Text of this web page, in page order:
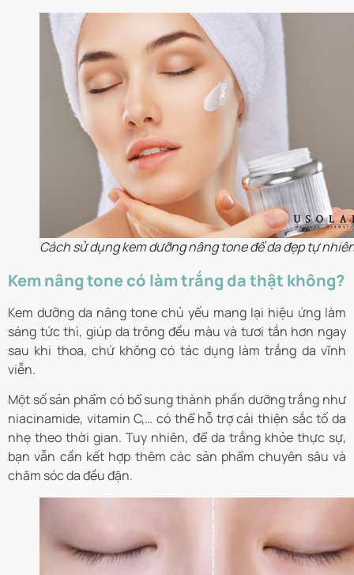
Cách sử dụng kem dưỡng nâng tone để da đẹp tự
Kem nâng tone có làm trắng da thật không?
Kem dưỡng da nâng tone chủ yếu mang lại hiệu ứng làm
sáng tức thì, giúp da trông đều màu và tươi tắn hơn ngay
sau khi thoa, chứ không có tác dụng làm trắng da vĩnh
viễn.
Một số sản phẩm có bổ sung thành phần dưỡng trắng như
niacinamide, vitamin C,… có thể hỗ trợ cải thiện sắc tố da
nhẹ theo thời gian. Tuy nhiên, để da trắng khỏe thực sự,
bạn vẫn cần kết hợp thêm các sản phẩm chuyên sâu và
chăm sóc da đều đặn.